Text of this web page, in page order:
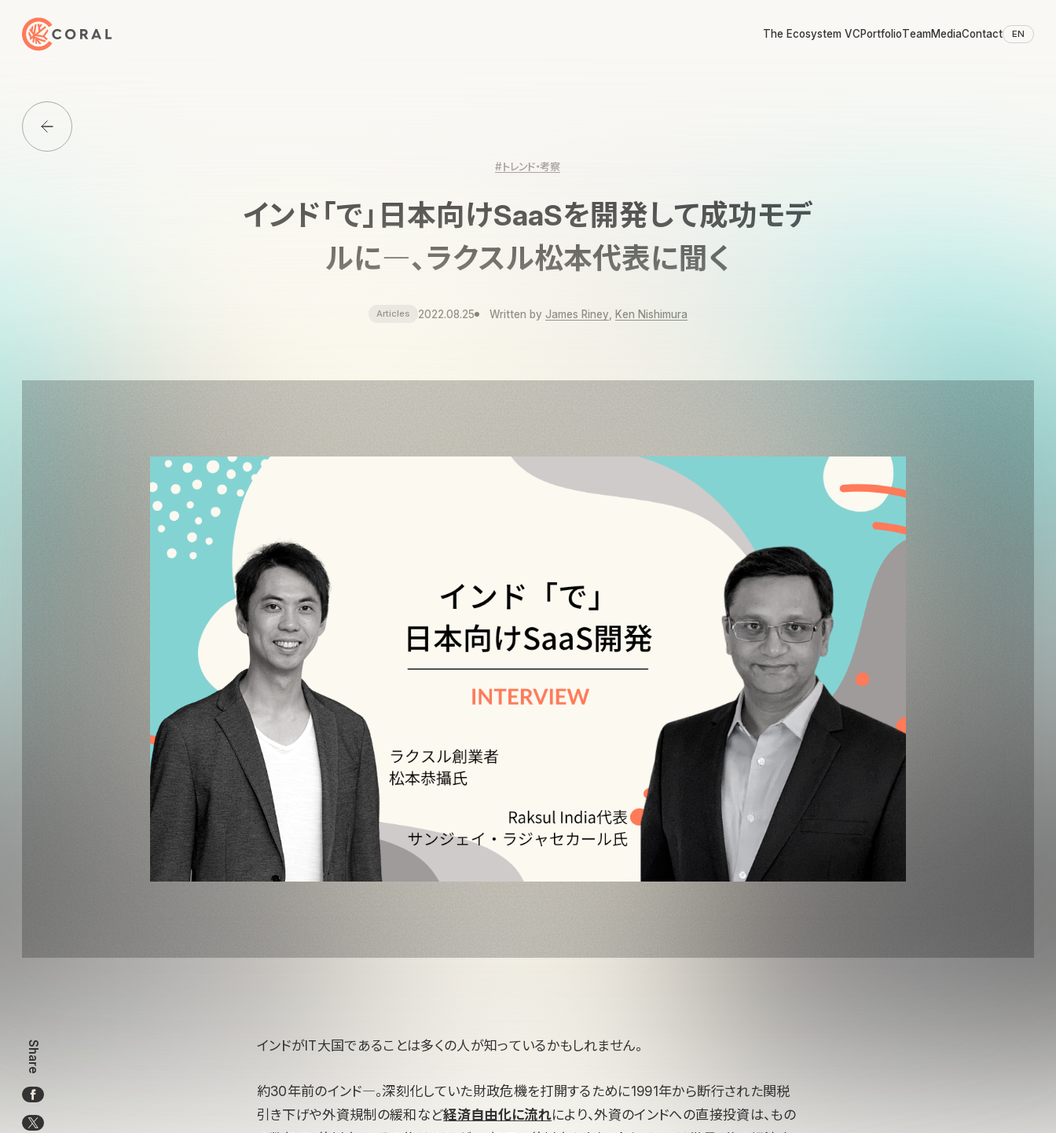
トップページへ戻る
The Ecosystem VCPortfolioTeamMediaContact EN
Media一覧に戻る
#トレンド・考察
インド「で」日本向けSaaSを開発して成功モデ
ルに―、ラクスル松本代表に聞く
Articles 2022.08.25 Written by James Riney, Ken Nishimura
Share インドがIT大国であることは多くの人が知っているかもしれません。
約30年前のインド―。深刻化していた財政危機を打開するために1991年から断行された関税
引き下げや外資規制の緩和など経済自由化に流れにより、外資のインドへの直接投資は、もの